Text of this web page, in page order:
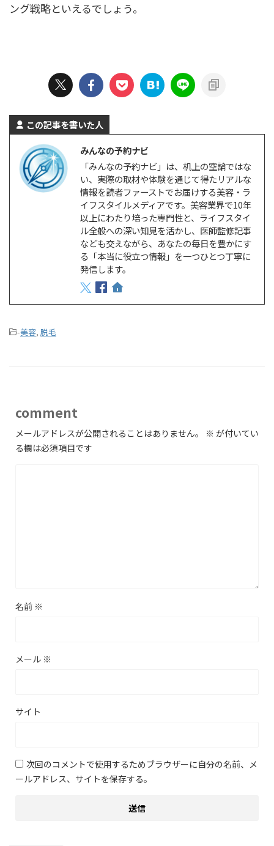
ング戦略といえるでしょう。
この記事を書いた人
みんなの予約ナビ
「みんなの予約ナビ」は、机上の空論ではな
い、実際の取材や体験を通じて得たリアルな
情報を読者ファーストでお届けする美容・ラ
イフスタイルメディアです。美容業界で10年
以上にわたり培った専門性と、ライフスタイ
ル全般への深い知見を活かし、医師監修記事
なども交えながら、あなたの毎日を豊かにす
る「本当に役立つ情報」を一つひとつ丁寧に
発信します。
-美容, 脱毛
comment
メールアドレスが公開されることはありません。 ※ が付いてい
る欄は必須項目です
名前 ※
メール ※
サイト
次回のコメントで使用するためブラウザーに自分の名前、メ
ールアドレス、サイトを保存する。